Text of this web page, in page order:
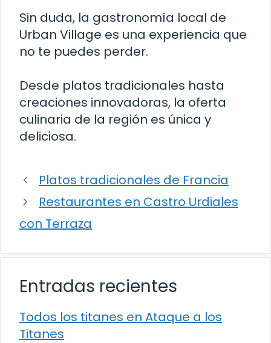
Sin duda, la gastronomía local de
Urban Village es una experiencia que
no te puedes perder.
Desde platos tradicionales hasta
creaciones innovadoras, la oferta
culinaria de la región es única y
deliciosa.
Platos tradicionales de Francia
Restaurantes en Castro Urdiales
con Terraza
Entradas recientes
Todos los titanes en Ataque a los
Titanes